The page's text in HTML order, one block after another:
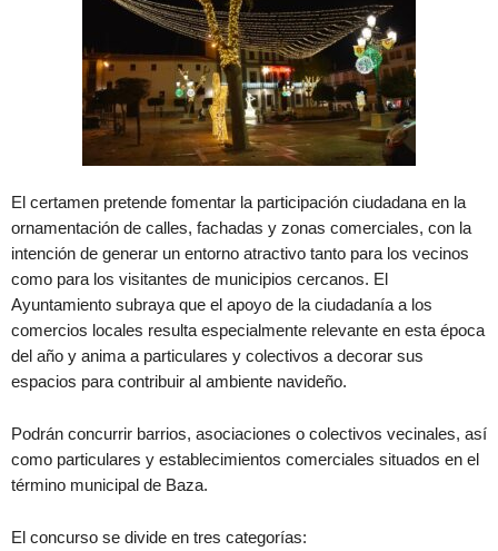
El certamen pretende fomentar la participación ciudadana en la
ornamentación de calles, fachadas y zonas comerciales, con la
intención de generar un entorno atractivo tanto para los vecinos
como para los visitantes de municipios cercanos. El
Ayuntamiento subraya que el apoyo de la ciudadanía a los
comercios locales resulta especialmente relevante en esta época
del año y anima a particulares y colectivos a decorar sus
espacios para contribuir al ambiente navideño.
Podrán concurrir barrios, asociaciones o colectivos vecinales, así
como particulares y establecimientos comerciales situados en el
término municipal de Baza.
El concurso se divide en tres categorías: